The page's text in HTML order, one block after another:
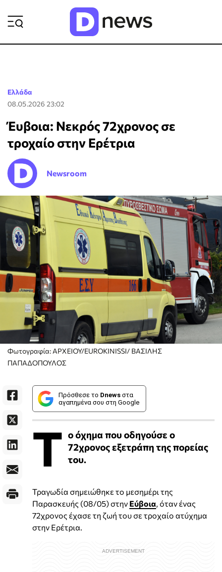
Ελλάδα
08.05.2026 23:02
Έυβοια: Νεκρός 72χρονος σε
τροχαίο στην Ερέτρια
Newsroom
Φωτογραφία: ΑΡΧΕΙΟΥ/EUROKINISSI/ ΒΑΣΙΛΗΣ
ΠΑΠΑΔΟΠΟΥΛΟΣ
Πρόσθεσε το Dnews στα
αγαπημένα σου στη Google
Τ ο όχημα που οδηγούσε ο
72χρονος εξετράπη της πορείας
του.
Τραγωδία σημειώθηκε το μεσημέρι της
Παρασκευής (08/05) στην Εύβοια , όταν ένας
72χρονος έχασε τη ζωή του σε τροχαίο ατύχημα
στην Ερέτρια.